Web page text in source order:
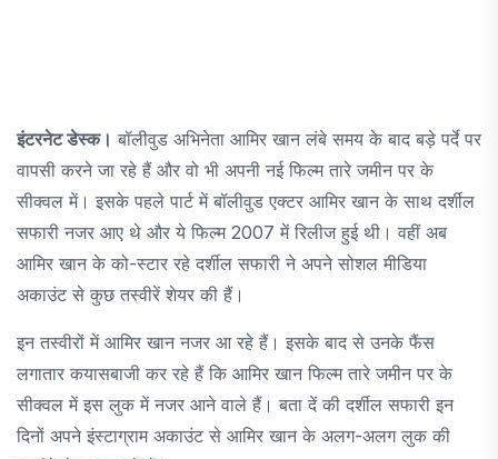
इंटरनेट डेस्क। बॉलीवुड अभिनेता आमिर खान लंबे समय के बाद बड़े पर्दे पर
वापसी करने जा रहे हैं और वो भी अपनी नई फिल्म तारे जमीन पर के
सीक्वल में। इसके पहले पार्ट में बॉलीवुड एक्टर आमिर खान के साथ दर्शील
सफारी नजर आए थे और ये फिल्म 2007 में रिलीज हुई थी। वहीं अब
आमिर खान के को-स्टार रहे दर्शील सफारी ने अपने सोशल मीडिया
अकाउंट से कुछ तस्वीरें शेयर की हैं।
इन तस्वीरों में आमिर खान नजर आ रहे हैं। इसके बाद से उनके फैंस
लगातार कयासबाजी कर रहे हैं कि आमिर खान फिल्म तारे जमीन पर के
सीक्वल में इस लुक में नजर आने वाले हैं। बता दें की दर्शील सफारी इन
दिनों अपने इंस्टाग्राम अकाउंट से आमिर खान के अलग-अलग लुक की